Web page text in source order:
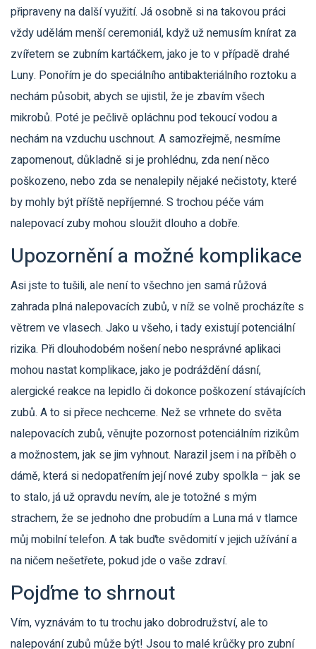
připraveny na další využití. Já osobně si na takovou práci
vždy udělám menší ceremoniál, když už nemusím knírat za
zvířetem se zubním kartáčkem, jako je to v případě drahé
Luny. Ponořím je do speciálního antibakteriálního roztoku a
nechám působit, abych se ujistil, že je zbavím všech
mikrobů. Poté je pečlivě opláchnu pod tekoucí vodou a
nechám na vzduchu uschnout. A samozřejmě, nesmíme
zapomenout, důkladně si je prohlédnu, zda není něco
poškozeno, nebo zda se nenalepily nějaké nečistoty, které
by mohly být příště nepříjemné. S trochou péče vám
nalepovací zuby mohou sloužit dlouho a dobře.
Upozornění a možné komplikace
Asi jste to tušili, ale není to všechno jen samá růžová
zahrada plná nalepovacích zubů, v níž se volně procházíte s
větrem ve vlasech. Jako u všeho, i tady existují potenciální
rizika. Při dlouhodobém nošení nebo nesprávné aplikaci
mohou nastat komplikace, jako je podráždění dásní,
alergické reakce na lepidlo či dokonce poškození stávajících
zubů. A to si přece nechceme. Než se vrhnete do světa
nalepovacích zubů, věnujte pozornost potenciálním rizikům
a možnostem, jak se jim vyhnout. Narazil jsem i na příběh o
dámě, která si nedopatřením její nové zuby spolkla – jak se
to stalo, já už opravdu nevím, ale je totožné s mým
strachem, že se jednoho dne probudím a Luna má v tlamce
můj mobilní telefon. A tak buďte svědomití v jejich užívání a
na ničem nešetřete, pokud jde o vaše zdraví.
Pojďme to shrnout
Vím, vyznávám to tu trochu jako dobrodružství, ale to
nalepování zubů může být! Jsou to malé krůčky pro zubní